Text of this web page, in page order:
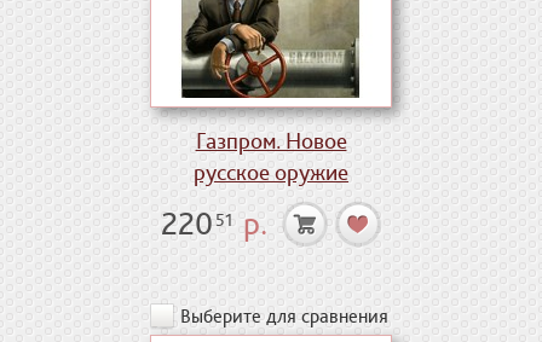
Газпром. Новое
русское оружие
22051р.
Выберите для сравнения